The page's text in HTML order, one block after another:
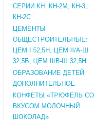
СЕРИИ КН: КН-2М, КН-3,
КН-2С
ЦЕМЕНТЫ
ОБЩЕСТРОИТЕЛЬНЫЕ:
ЦЕМ I 52,5Н, ЦЕМ II/А-Ш
32,5Б, ЦЕМ II/В-Ш 32,5Н
ОБРАЗОВАНИЕ ДЕТЕЙ
ДОПОЛНИТЕЛЬНОЕ
КОНФЕТЫ «ТРЮФЕЛЬ СО
ВКУСОМ МОЛОЧНЫЙ
ШОКОЛАД»